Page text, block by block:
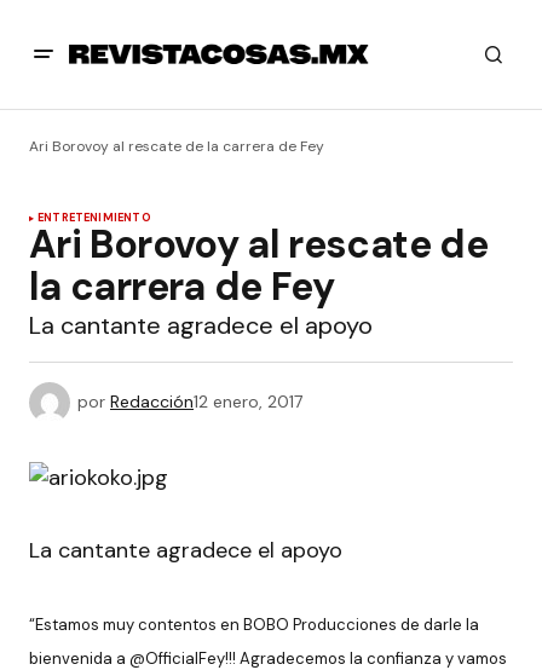
Ari Borovoy al rescate de la carrera de Fey
ENTRETENIMIENTO
Ari Borovoy al rescate de
la carrera de Fey
La cantante agradece el apoyo
por Redacción12 enero, 2017
La cantante agradece el apoyo
“Estamos muy contentos en BOBO Producciones de darle la
bienvenida a @OfficialFey!!! Agradecemos la confianza y vamos